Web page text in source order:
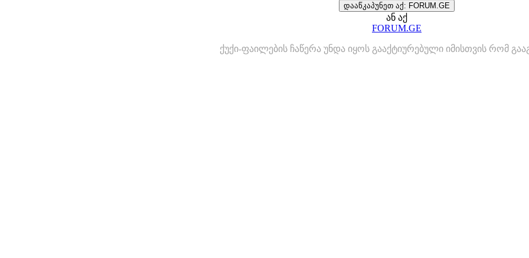
დააწკაპუნეთ აქ: FORUM.GE
ან აქ
FORUM.GE
ქუქი-ფაილების ჩაწერა უნდა იყოს გააქტიურებული იმისთვის რომ